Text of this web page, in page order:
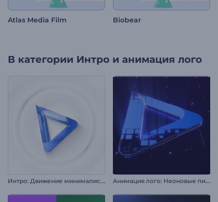
Atlas Media Film Biobear
В категории Интро и анимация лого
И
нтро: Движение минималистичных линий А
нимация лого: Неоновые пиксели